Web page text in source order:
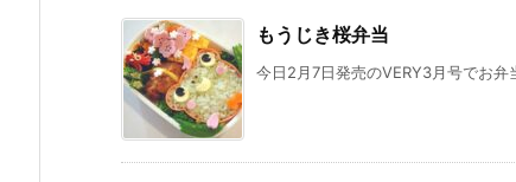
もうじき桜弁当
今日2月7日発売のVERY3月号でお